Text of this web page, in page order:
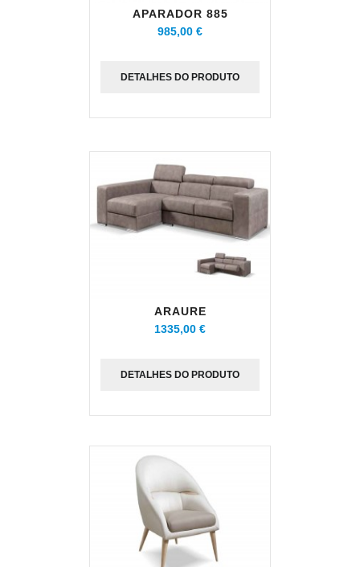
APARADOR 885
985,00 €
DETALHES DO PRODUTO
ARAURE
1335,00 €
DETALHES DO PRODUTO